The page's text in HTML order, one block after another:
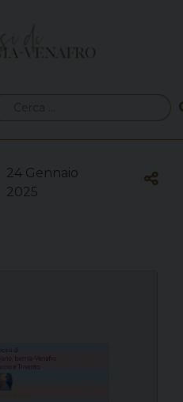
24 Gennaio
2025